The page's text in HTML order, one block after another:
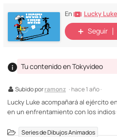
En Lucky
Seguir
Subido porramonz · hace 1 año ·
Tu contenido en Tokyvideo
Lucky Luke acompañará al ejército
en un enfrentamiento con los indios
Series de Dibujos Animados